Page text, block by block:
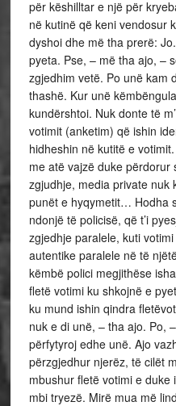
për këshilltar e një për
në kutinë që keni vendosur
dyshoi dhe më tha prerë:
pyeta. Pse, – më tha ajo, –
zgjedhim vetë. Po unë kam
thashë. Kur unë
kundërshtoi. Nuk donte të
votimit (anketim) që ishin
hidheshin në kutitë e
me atë vajzë duke përdorur
zgjudhje, media private nuk
punët e hyqymetit… Hodha
ndonjë të policisë, që t’i
zgjedhje paralele, kuti
autentike paralele në të
këmbë polici megjithëse
fletë votimi ku shkojnë e
ku mund ishin qindra
nuk e di unë, – tha ajo. Po,
përfytyroj edhe unë. Ajo
përzgjedhur njerëz, të cilët
mbushur fletë votimi e
mbi tryezë. Mirë mua më